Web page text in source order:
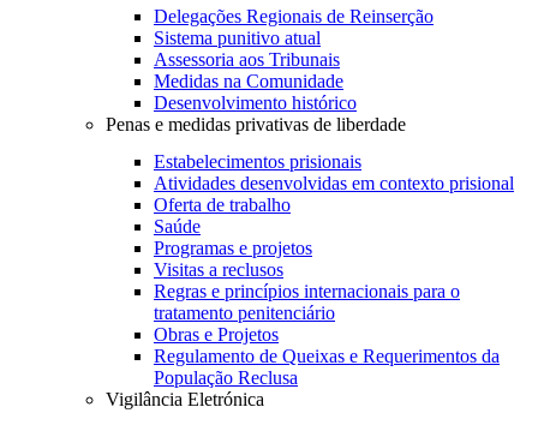
Delegações Regionais de Reinserção
Sistema punitivo atual
Assessoria aos Tribunais
Medidas na Comunidade
Desenvolvimento histórico
Penas e medidas privativas de liberdade
Estabelecimentos prisionais
Atividades desenvolvidas em contexto prisional
Oferta de trabalho
Saúde
Programas e projetos
Visitas a reclusos
Regras e princípios internacionais para o
tratamento penitenciário
Obras e Projetos
Regulamento de Queixas e Requerimentos da
População Reclusa
Vigilância Eletrónica